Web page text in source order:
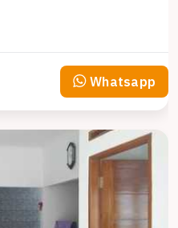
Whatsapp